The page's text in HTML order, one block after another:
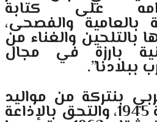
على كتابة
بالعامية والفصحى،
والغناء من
بارزة في مجال
بنتركة من مواليد
الدار البيضاء، سنة 1945، والتحق بالإذاعة